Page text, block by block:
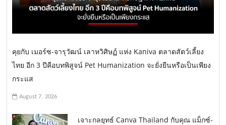
คุยกับ เมอร์ซ-จารุวัฒน์ เลาหวิศิษฏ์ แห่ง Kaniva ตลาดสัตว์เลี้ยง
ไทย อีก 3 ปีคือบทพิสูจน์ Pet Humanization จะยั่งยืนหรือเป็นเพียง
กระแส
August 7, 2026
เจาะกลยุทธ์ Canva Thailand กับคุณ แม็กซ์-